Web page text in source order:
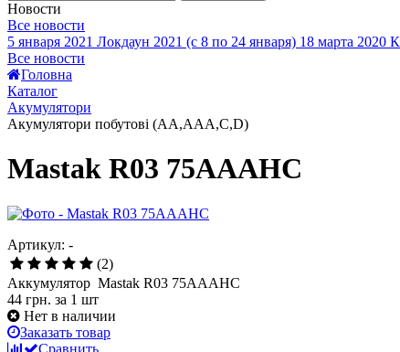
Новости
Все новости
5 января 2021 Локдаун 2021 (с 8 по 24 января) 18 марта 2020
Все новости
Головна
Каталог
Акумулятори
Акумулятори побутові (AA,AAA,C,D)
Mastak R03 75AAAHC
Артикул: -
(2)
Аккумулятор Mastak R03 75AAAHC
44 грн. за 1 шт
Нет в наличии
Заказать товар
Сравнить